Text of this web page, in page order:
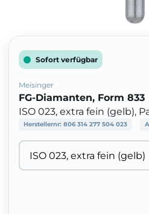
Sofort verfügbar
Meisinger
FG-Diamanten, Form 833
ISO 023, extra fein (gelb),
Herstellernr: 806 314 277 504 023